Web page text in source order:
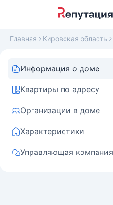
Главная Кировская область
Информация о доме
Квартиры по адресу
Организации в доме
Характеристики
Управляющая компания